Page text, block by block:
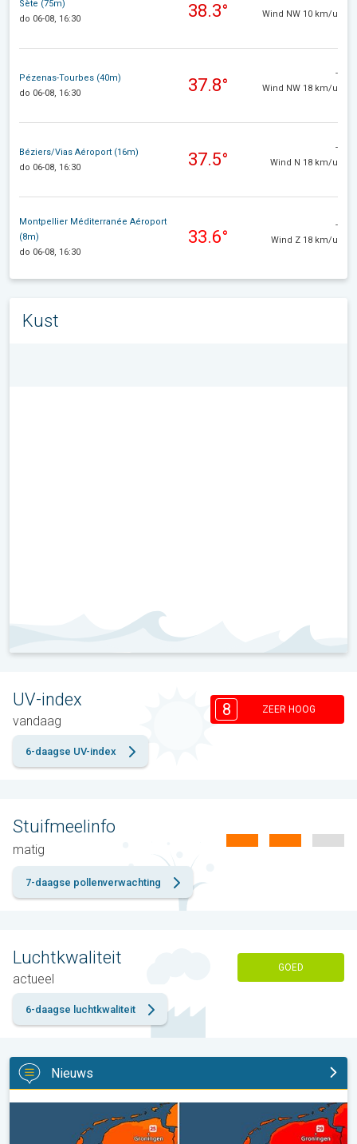
Sète (75m)
do 06-08, 16:30
38.3°
Wind NW 10 km/u
Pézenas-Tourbes (40m)
do 06-08, 16:30
37.8°
-
Wind NW 18 km/u
Béziers/Vias Aéroport (16m)
do 06-08, 16:30
37.5°
-
Wind N 18 km/u
Montpellier Méditerranée Aéroport
(8m)
do 06-08, 16:30
33.6°
-
Wind Z 18 km/u
Kust
UV-index
vandaag
8 ZEER HOOG
6-daagse UV-index
Stuifmeelinfo
matig
7-daagse pollenverwachting
Luchtkwaliteit
actueel
GOED
6-daagse luchtkwaliteit
Nieuws
Volop zon en zomerse warmte. Weekendweer. . .